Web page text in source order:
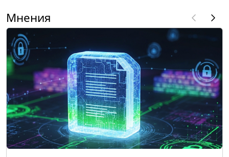
Мнения